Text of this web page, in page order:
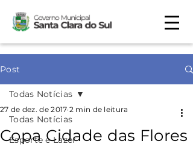
Post
Todas Notícias
Esporte e Lazer
Todas Notícias
Copa Cidade das Flores
27 de dez. de 2017 2 min de leitura